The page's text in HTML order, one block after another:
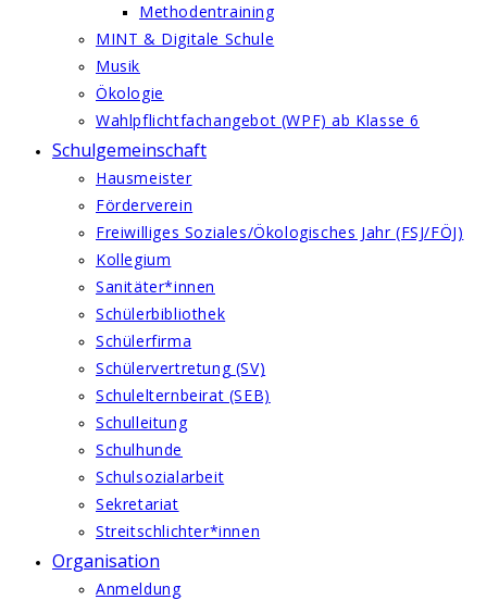
Methodentraining
MINT & Digitale Schule
Musik
Ökologie
Wahlpflichtfachangebot (WPF) ab Klasse 6
Schulgemeinschaft
Hausmeister
Förderverein
Freiwilliges Soziales/Ökologisches Jahr (FSJ/FÖJ)
Kollegium
Sanitäter*innen
Schülerbibliothek
Schülerfirma
Schülervertretung (SV)
Schulelternbeirat (SEB)
Schulleitung
Schulhunde
Schulsozialarbeit
Sekretariat
Streitschlichter*innen
Organisation
Anmeldung